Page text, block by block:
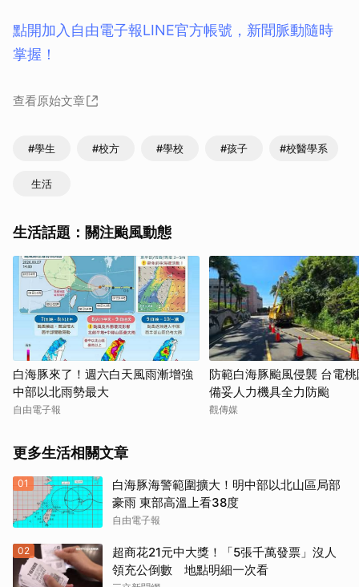
點開加入自由電子報LINE官方帳號，新聞脈動隨時
掌握！
查看原始文章
#學生 #校方 #學校 #孩子 #校醫學系
生活
生活話題：關注颱風動態
白海豚來了！週六白天風雨漸增強
中部以北雨勢最大
自由電子報
防範白海豚颱風侵襲 台電
備妥人力機具全力防颱
觀傳媒
更多生活相關文章
01
白海豚海警範圍擴大！明中部以北山區局部
豪雨 東部高溫上看38度
自由電子報
02
超商花21元中大獎！「5張千萬發票」沒人
領充公倒數 地點明細一次看